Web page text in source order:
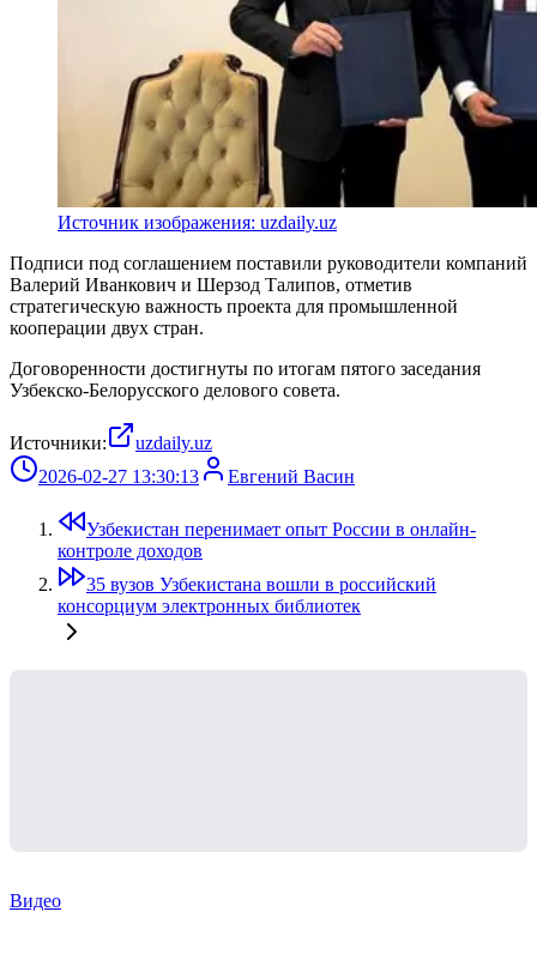
Источник изображения: uzdaily.uz
Подписи под соглашением поставили руководители компаний
Валерий Иванкович и Шерзод Талипов, отметив
стратегическую важность проекта для промышленной
кооперации двух стран.
Договоренности достигнуты по итогам пятого заседания
Узбекско-Белорусского делового совета.
Источники:
uzdaily.uz
2026-02-27 13:30:13
Евгений Васин
Узбекистан перенимает опыт России в онлайн-
контроле доходов
35 вузов Узбекистана вошли в российский
консорциум электронных библиотек
Видео